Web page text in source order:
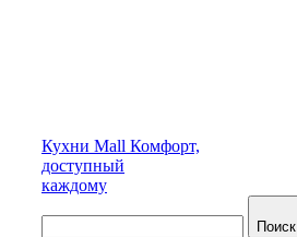
Кухни Mall Комфорт,
доступный
каждому
Поиск